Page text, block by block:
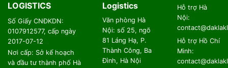
LOGISTICS
Số Giấy CNĐKDN:
0107912577, cấp ngày
2017-07-12
Nơi cấp: Sở kế hoạch
và đầu tư thành phố Hà
Logistics
Văn phòng Hà
Nội: số 25, ngõ
81 Láng Hạ, P.
Thành Công, Ba
Đình, Hà Nội
Hỗ trợ Hà
Nội:
Hỗ trợ Hồ Chí
Minh: